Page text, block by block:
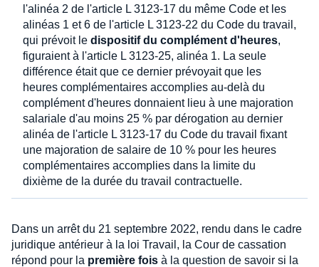
l'alinéa 2 de l'article L 3123-17 du même Code et les
alinéas 1 et 6 de l'article L 3123-22 du Code du travail,
qui prévoit le dispositif du complément d'heures,
figuraient à l'article L 3123-25, alinéa 1. La seule
différence était que ce dernier prévoyait que les
heures complémentaires accomplies au-delà du
complément d'heures donnaient lieu à une majoration
salariale d'au moins 25 % par dérogation au dernier
alinéa de l'article L 3123-17 du Code du travail fixant
une majoration de salaire de 10 % pour les heures
complémentaires accomplies dans la limite du
dixième de la durée du travail contractuelle.
Dans un arrêt du 21 septembre 2022, rendu dans le cadre
juridique antérieur à la loi Travail, la Cour de cassation
répond pour la première fois à la question de savoir si la